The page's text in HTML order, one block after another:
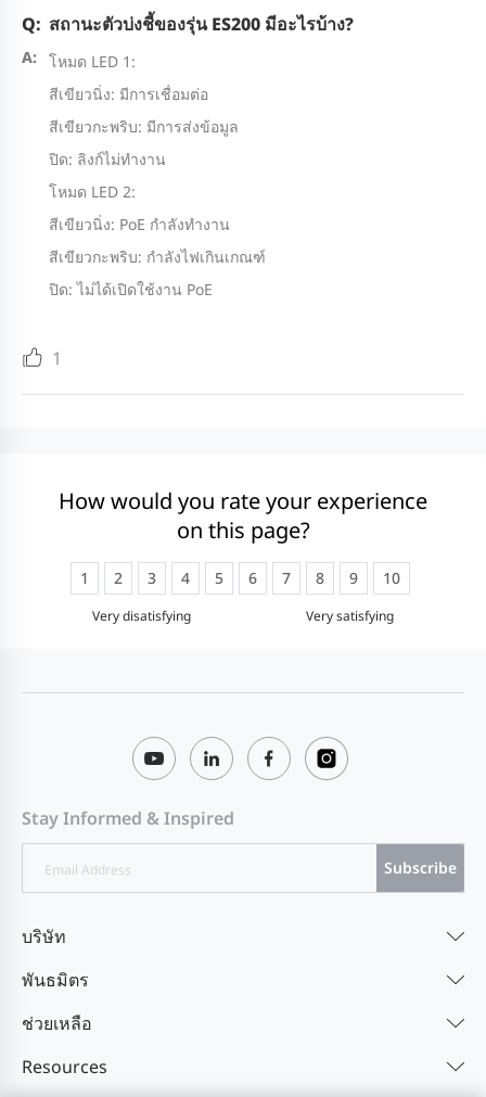
สถานะตัวบ่งชี้ของรุ่น ES200 มีอะไรบ้าง?
โหมด LED 1:
สีเขียวนิ่ง: มีการเชื่อมต่อ
สีเขียวกะพริบ: มีการส่งข้อมูล
ปิด: ลิงก์ไม่ทำงาน
โหมด LED 2:
สีเขียวนิ่ง: PoE กำลังทำงาน
สีเขียวกะพริบ: กำลังไฟเกินเกณฑ์
ปิด: ไม่ได้เปิดใช้งาน PoE
1
How would you rate your experience
on this page?
Very disatisfying
1 2 3 4 5 6 7 8 9 10
Very satisfying
Stay Informed & Inspired
Subscribe
บริษัท
พันธมิตร
ช่วยเหลือ
Resources